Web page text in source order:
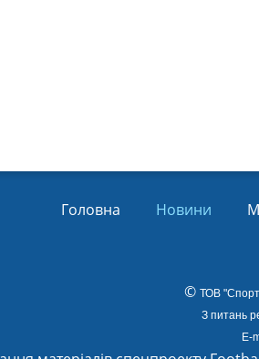
Головна Новини
© ТОВ
З питань
E-